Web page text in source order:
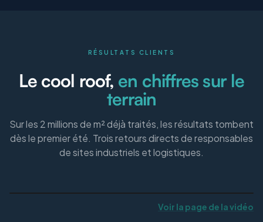
RÉSULTATS CLIENTS
Le cool roof, en chiffres sur le
terrain
Sur les 2 millions de m² déjà traités, les résultats tombent
dès le premier été. Trois retours directs de responsables
de sites industriels et logistiques.
Voir la page de la vidéo